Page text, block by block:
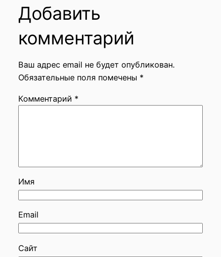
Добавить
комментарий
Ваш адрес email не будет опубликован.
Обязательные поля помечены *
Комментарий *
Имя
Email
Сайт